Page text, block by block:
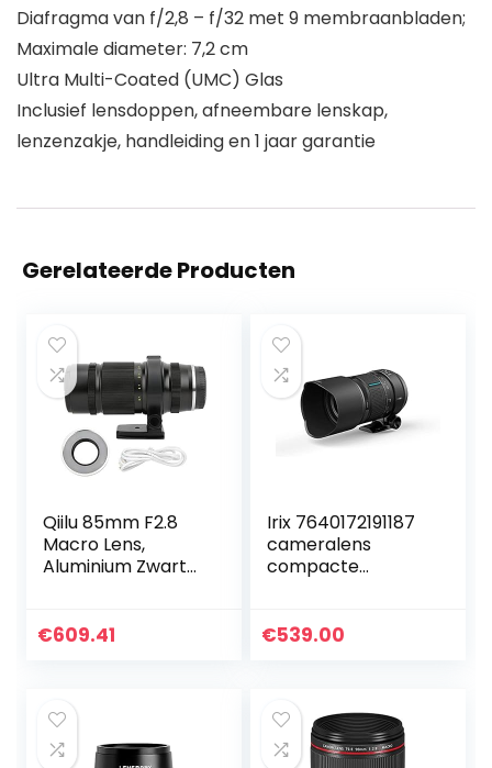
Diafragma van f/2,8 – f/32 met 9 membraanbladen;
Maximale diameter: 7,2 cm
Ultra Multi-Coated (UMC) Glas
Inclusief lensdoppen, afneembare lenskap,
lenzenzakje, handleiding en 1 jaar garantie
Gerelateerde Producten
Qiilu 85mm F2.8
Macro Lens,
Aluminium Zwart
Handleiding
€609.41
Irix 7640172191187
cameralens
compacte
cameralens
m…
€539.00